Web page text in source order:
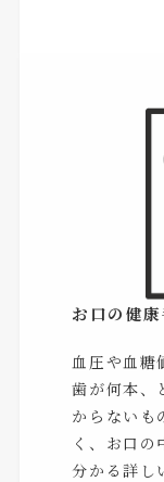
お口の健
血圧や血糖
歯が何本、
からないも
く、お口
分かる詳し